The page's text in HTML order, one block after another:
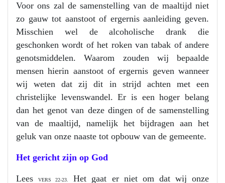
Voor ons zal de samenstelling van de maaltijd niet
zo gauw tot aanstoot of ergernis aanleiding geven.
Misschien wel de alcoholische drank die
geschonken wordt of het roken van tabak of andere
genotsmiddelen. Waarom zouden wij bepaalde
mensen hierin aanstoot of ergernis geven wanneer
wij weten dat zij dit in strijd achten met een
christelijke levenswandel. Er is een hoger belang
dan het genot van deze dingen of de samenstelling
van de maaltijd, namelijk het bijdragen aan het
geluk van onze naaste tot opbouw van de gemeente.
Het gericht zijn op God
LeesVERS 22-23.
Het gaat er niet om dat wij onze